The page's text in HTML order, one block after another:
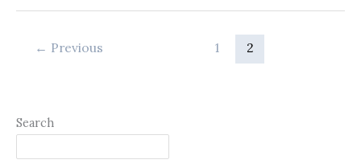
ke
DPRD
Provinsi
← Previous 1 2
Search